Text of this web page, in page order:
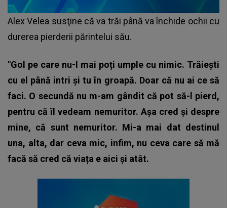
Alex Velea susţine că va trăi până va închide ochii cu
durerea pierderii părintelui său.
"Gol pe care nu-l mai poți umple cu nimic. Trăiești
cu el până intri și tu în groapă. Doar că nu ai ce să
faci. O secundă nu m-am gândit că pot să-l pierd,
pentru că îl vedeam nemuritor. Așa cred și despre
mine, că sunt nemuritor. Mi-a mai dat destinul
una, alta, dar ceva mic, infim, nu ceva care să mă
facă să cred că viața e aici și atât.